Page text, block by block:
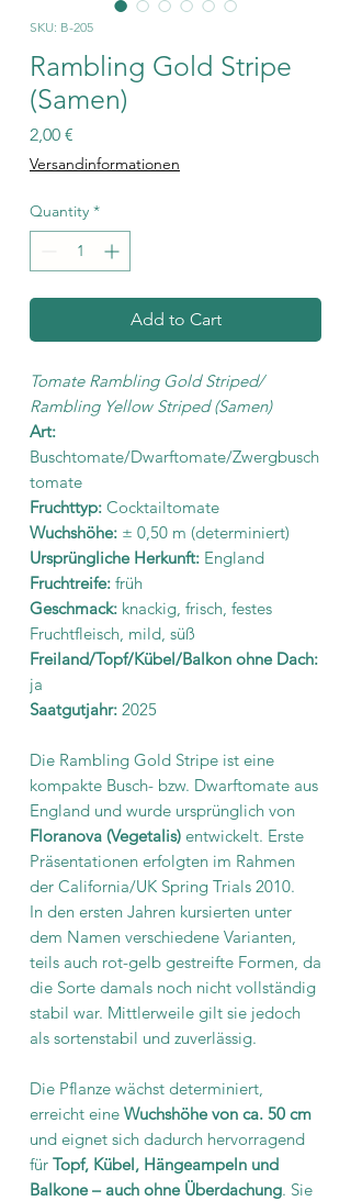
SKU: B-205
Rambling Gold Stripe
(Samen)
2,00 €
Versandinformationen
Quantity *
Add to Cart
Tomate Rambling Gold Striped/
Rambling Yellow Striped (Samen)
Art:
Buschtomate/Dwarftomate/Zwergbusch
tomate
Fruchttyp: Cocktailtomate
Wuchshöhe: ± 0,50 m (determiniert)
Ursprüngliche Herkunft: England
Fruchtreife: früh
Geschmack: knackig, frisch, festes
Fruchtfleisch, mild, süß
Freiland/Topf/Kübel/Balkon ohne Dach:
ja
Saatgutjahr: 2025
Die Rambling Gold Stripe ist eine
kompakte Busch- bzw. Dwarftomate aus
England und wurde ursprünglich von
Floranova (Vegetalis) entwickelt. Erste
Präsentationen erfolgten im Rahmen
der California/UK Spring Trials 2010.
In den ersten Jahren kursierten unter
dem Namen verschiedene Varianten,
teils auch rot-gelb gestreifte Formen, da
die Sorte damals noch nicht vollständig
stabil war. Mittlerweile gilt sie jedoch
als sortenstabil und zuverlässig.
Die Pflanze wächst determiniert,
erreicht eine Wuchshöhe von ca. 50 cm
und eignet sich dadurch hervorragend
für Topf, Kübel, Hängeampeln und
Balkone – auch ohne Überdachung. Sie